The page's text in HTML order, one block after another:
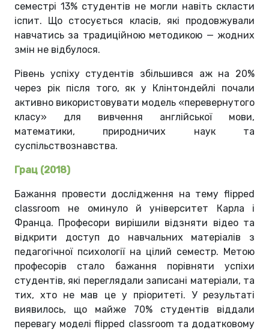
семестрі 13% студентів не могли навіть скласти
іспит. Що стосується класів, які продовжували
навчатись за традиційною методикою — жодних
змін не відбулося.
Рівень успіху студентів збільшився аж на 20%
через рік після того, як у Клінтондейлі почали
активно використовувати модель «перевернутого
класу» для вивчення англійської мови,
математики, природничих наук та
суспільствознавства.
Грац (2018)
Бажання провести дослідження на тему flipped
classroom не оминуло й університет Карла і
Франца. Професори вирішили відзняти відео та
відкрити доступ до навчальних матеріалів з
педагогічної психології на цілий семестр. Метою
професорів стало бажання порівняти успіхи
студентів, які переглядали записані матеріали, та
тих, хто не мав це у пріоритеті. У результаті
виявилось, що майже 70% студентів віддали
перевагу моделі flipped classroom та додатковому